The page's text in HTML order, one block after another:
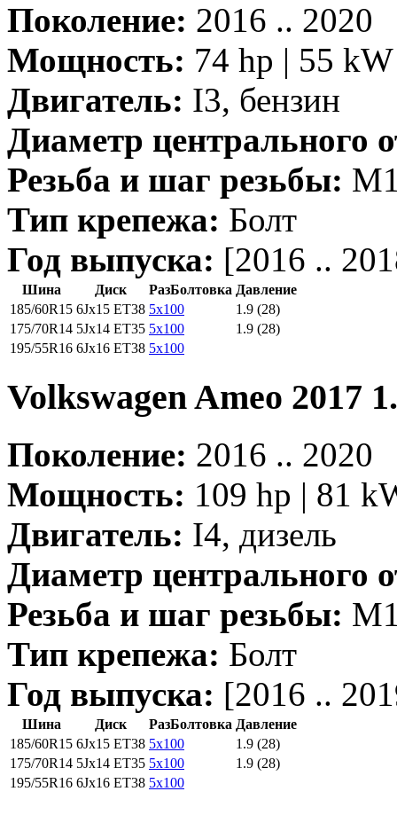
Поколение: 2016 .. 2020
Мощность: 74 hp | 55
Двигатель: I3, бензин
Диаметр центрального
Резьба и шаг резьбы:
Тип крепежа: Болт
Год выпуска: [2016 ..
Шина Диск РазБолтовка Давление
185/60R15 6Jx15 ET38 5x100
1.9 (28)
175/70R14 5Jx14 ET35 5x100
1.9 (28)
195/55R16 6Jx16 ET38 5x100
Volkswagen Ameo 2017
Поколение: 2016 .. 2020
Мощность: 109 hp | 81
Двигатель: I4, дизель
Диаметр центрального
Резьба и шаг резьбы:
Тип крепежа: Болт
Год выпуска: [2016 ..
Шина Диск РазБолтовка Давление
185/60R15 6Jx15 ET38 5x100
1.9 (28)
175/70R14 5Jx14 ET35 5x100
1.9 (28)
195/55R16 6Jx16 ET38 5x100